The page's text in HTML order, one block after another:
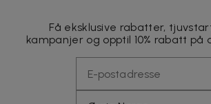
Få eksklusive rabatter,
kampanjer og opptil 10% rabatt på